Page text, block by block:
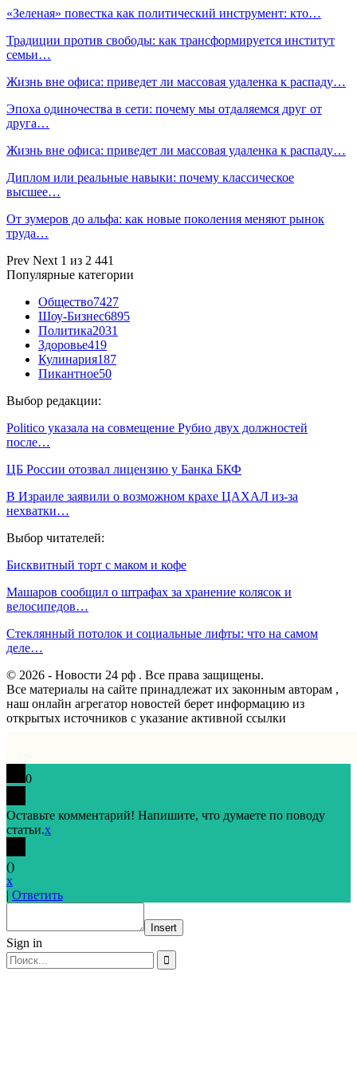
«Зеленая» повестка как политический инструмент: кто…
Традиции против свободы: как трансформируется институт
семьи…
Жизнь вне офиса: приведет ли массовая удаленка к распаду…
Эпоха одиночества в сети: почему мы отдаляемся друг от
друга…
Жизнь вне офиса: приведет ли массовая удаленка к распаду…
Диплом или реальные навыки: почему классическое
высшее…
От зумеров до альфа: как новые поколения меняют рынок
труда…
Prev Next 1 из 2 441
Популярные категории
Общество7427
Шоу-Бизнес6895
Политика2031
Здоровье419
Кулинария187
Пикантное50
Выбор редакции:
Politico указала на совмещение Рубио двух должностей
после…
ЦБ России отозвал лицензию у Банка БКФ
В Израиле заявили о возможном крахе ЦАХАЛ из-за
нехватки…
Выбор читателей:
Бисквитный торт с маком и кофе
Машаров сообщил о штрафах за хранение колясок и
велосипедов…
Стеклянный потолок и социальные лифты: что на самом
деле…
© 2026 - Новости 24 рф . Все права защищены.
Все материалы на сайте принадлежат их законным авторам ,
наш онлайн агрегатор новостей берет информацию из
открытых источников с указание активной ссылки
0
Оставьте комментарий! Напишите, что думаете по поводу
статьи.x
()
x
| Ответить
Insert
Sign in